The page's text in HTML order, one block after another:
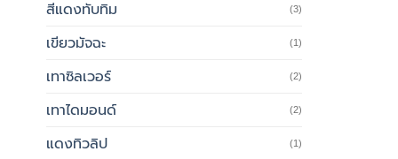
สีแดงทับทิม (3)
เขียวมัจฉะ (1)
เทาซิลเวอร์ (2)
เทาไดมอนด์ (2)
แดงทิวลิป (1)